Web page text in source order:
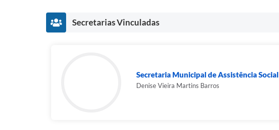
Secretarias Vinculadas
Secretaria Municipal de Assistência Social
Denise Vieira Martins Barros